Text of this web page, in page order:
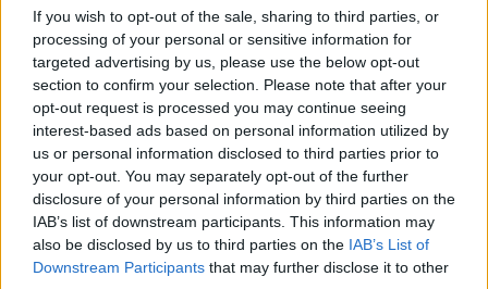
If you wish to opt-out of the sale, sharing to third parties, or
processing of your personal or sensitive information for
targeted advertising by us, please use the below opt-out
section to confirm your selection. Please note that after your
opt-out request is processed you may continue seeing
interest-based ads based on personal information utilized by
us or personal information disclosed to third parties prior to
your opt-out. You may separately opt-out of the further
disclosure of your personal information by third parties on the
IAB’s list of downstream participants. This information may
also be disclosed by us to third parties on the IAB’s List of
Downstream Participants that may further disclose it to other
Τζεφ Μοντάνα: «Κανένας δεν μπορεί
να σου πει ποιος είσαι»